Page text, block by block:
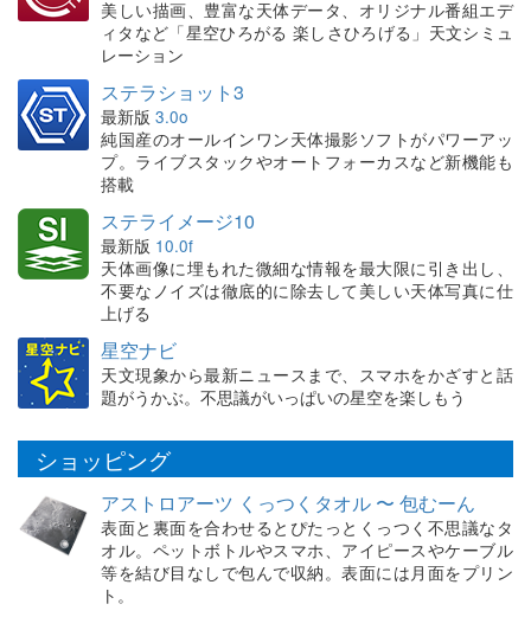
美しい描画、豊富な天体データ、オリジナル番組エデ
ィタなど「星空ひろがる 楽しさひろげる」天文シミュ
レーション
ステラショット3
最新版 3.0o
純国産のオールインワン天体撮影ソフトがパワーアッ
プ。ライブスタックやオートフォーカスなど新機能も
搭載
ステライメージ10
最新版 10.0f
天体画像に埋もれた微細な情報を最大限に引き出し、
不要なノイズは徹底的に除去して美しい天体写真に仕
上げる
星空ナビ
天文現象から最新ニュースまで、スマホをかざすと話
題がうかぶ。不思議がいっぱいの星空を楽しもう
ショッピング
アストロアーツ くっつくタオル 〜 包むーん
表面と裏面を合わせるとぴたっとくっつく不思議なタ
オル。ペットボトルやスマホ、アイピースやケーブル
等を結び目なしで包んで収納。表面には月面をプリン
ト。